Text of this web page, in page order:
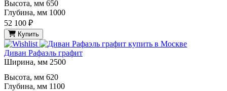
Высота, мм 650
Глубина, мм 1000
52 100 ₽
Купить
Диван Рафаэль графит
Ширина, мм 2500
Высота, мм 620
Глубина, мм 1100